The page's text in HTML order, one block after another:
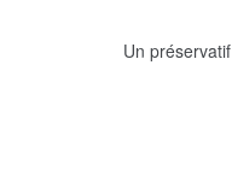
Un préservatif